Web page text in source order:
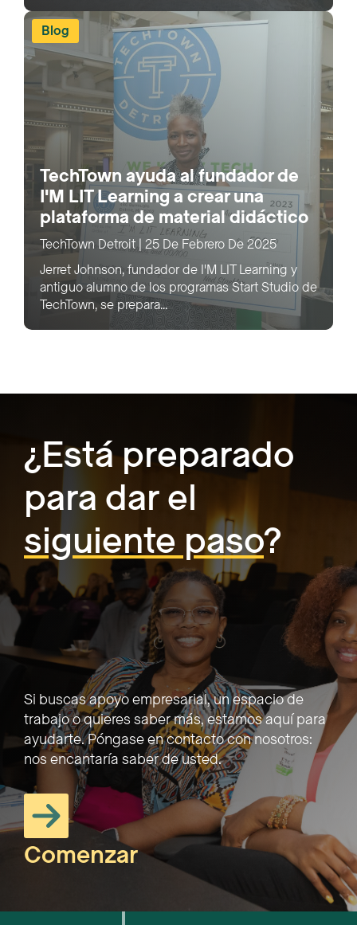
Blog
TechTown ayuda al fundador de
I'M LIT Learning a crear una
plataforma de material didáctico
TechTown Detroit| 25 De Febrero De 2025
Jerret Johnson, fundador de I'M LIT Learning y
antiguo alumno de los programas Start Studio de
TechTown, se prepara...
¿Está preparado
para dar el
siguiente paso?
Si buscas apoyo empresarial, un espacio de
trabajo o quieres saber más, estamos aquí para
ayudarte. Póngase en contacto con nosotros:
nos encantaría saber de usted.
Comenzar